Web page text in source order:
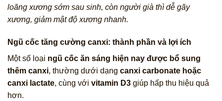
loãng xương sớm sau sinh, còn người già thì dễ gãy
xương, giảm mật độ xương nhanh.
Ngũ cốc tăng cường canxi: thành phần và lợi ích
Một số loại ngũ cốc ăn sáng hiện nay được bổ sung
thêm canxi, thường dưới dạng canxi carbonate hoặc
canxi lactate, cùng với vitamin D3 giúp hấp thu hiệu quả
hơn.